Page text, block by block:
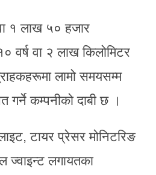
१ लाख ५० हजार
वर्ष वा २ लाख किलोमिटर
लामो समयसम्म
गर्ने कम्पनीको दाबी छ ।
टायर प्रेसर मोनिटरिङ
लगायतका